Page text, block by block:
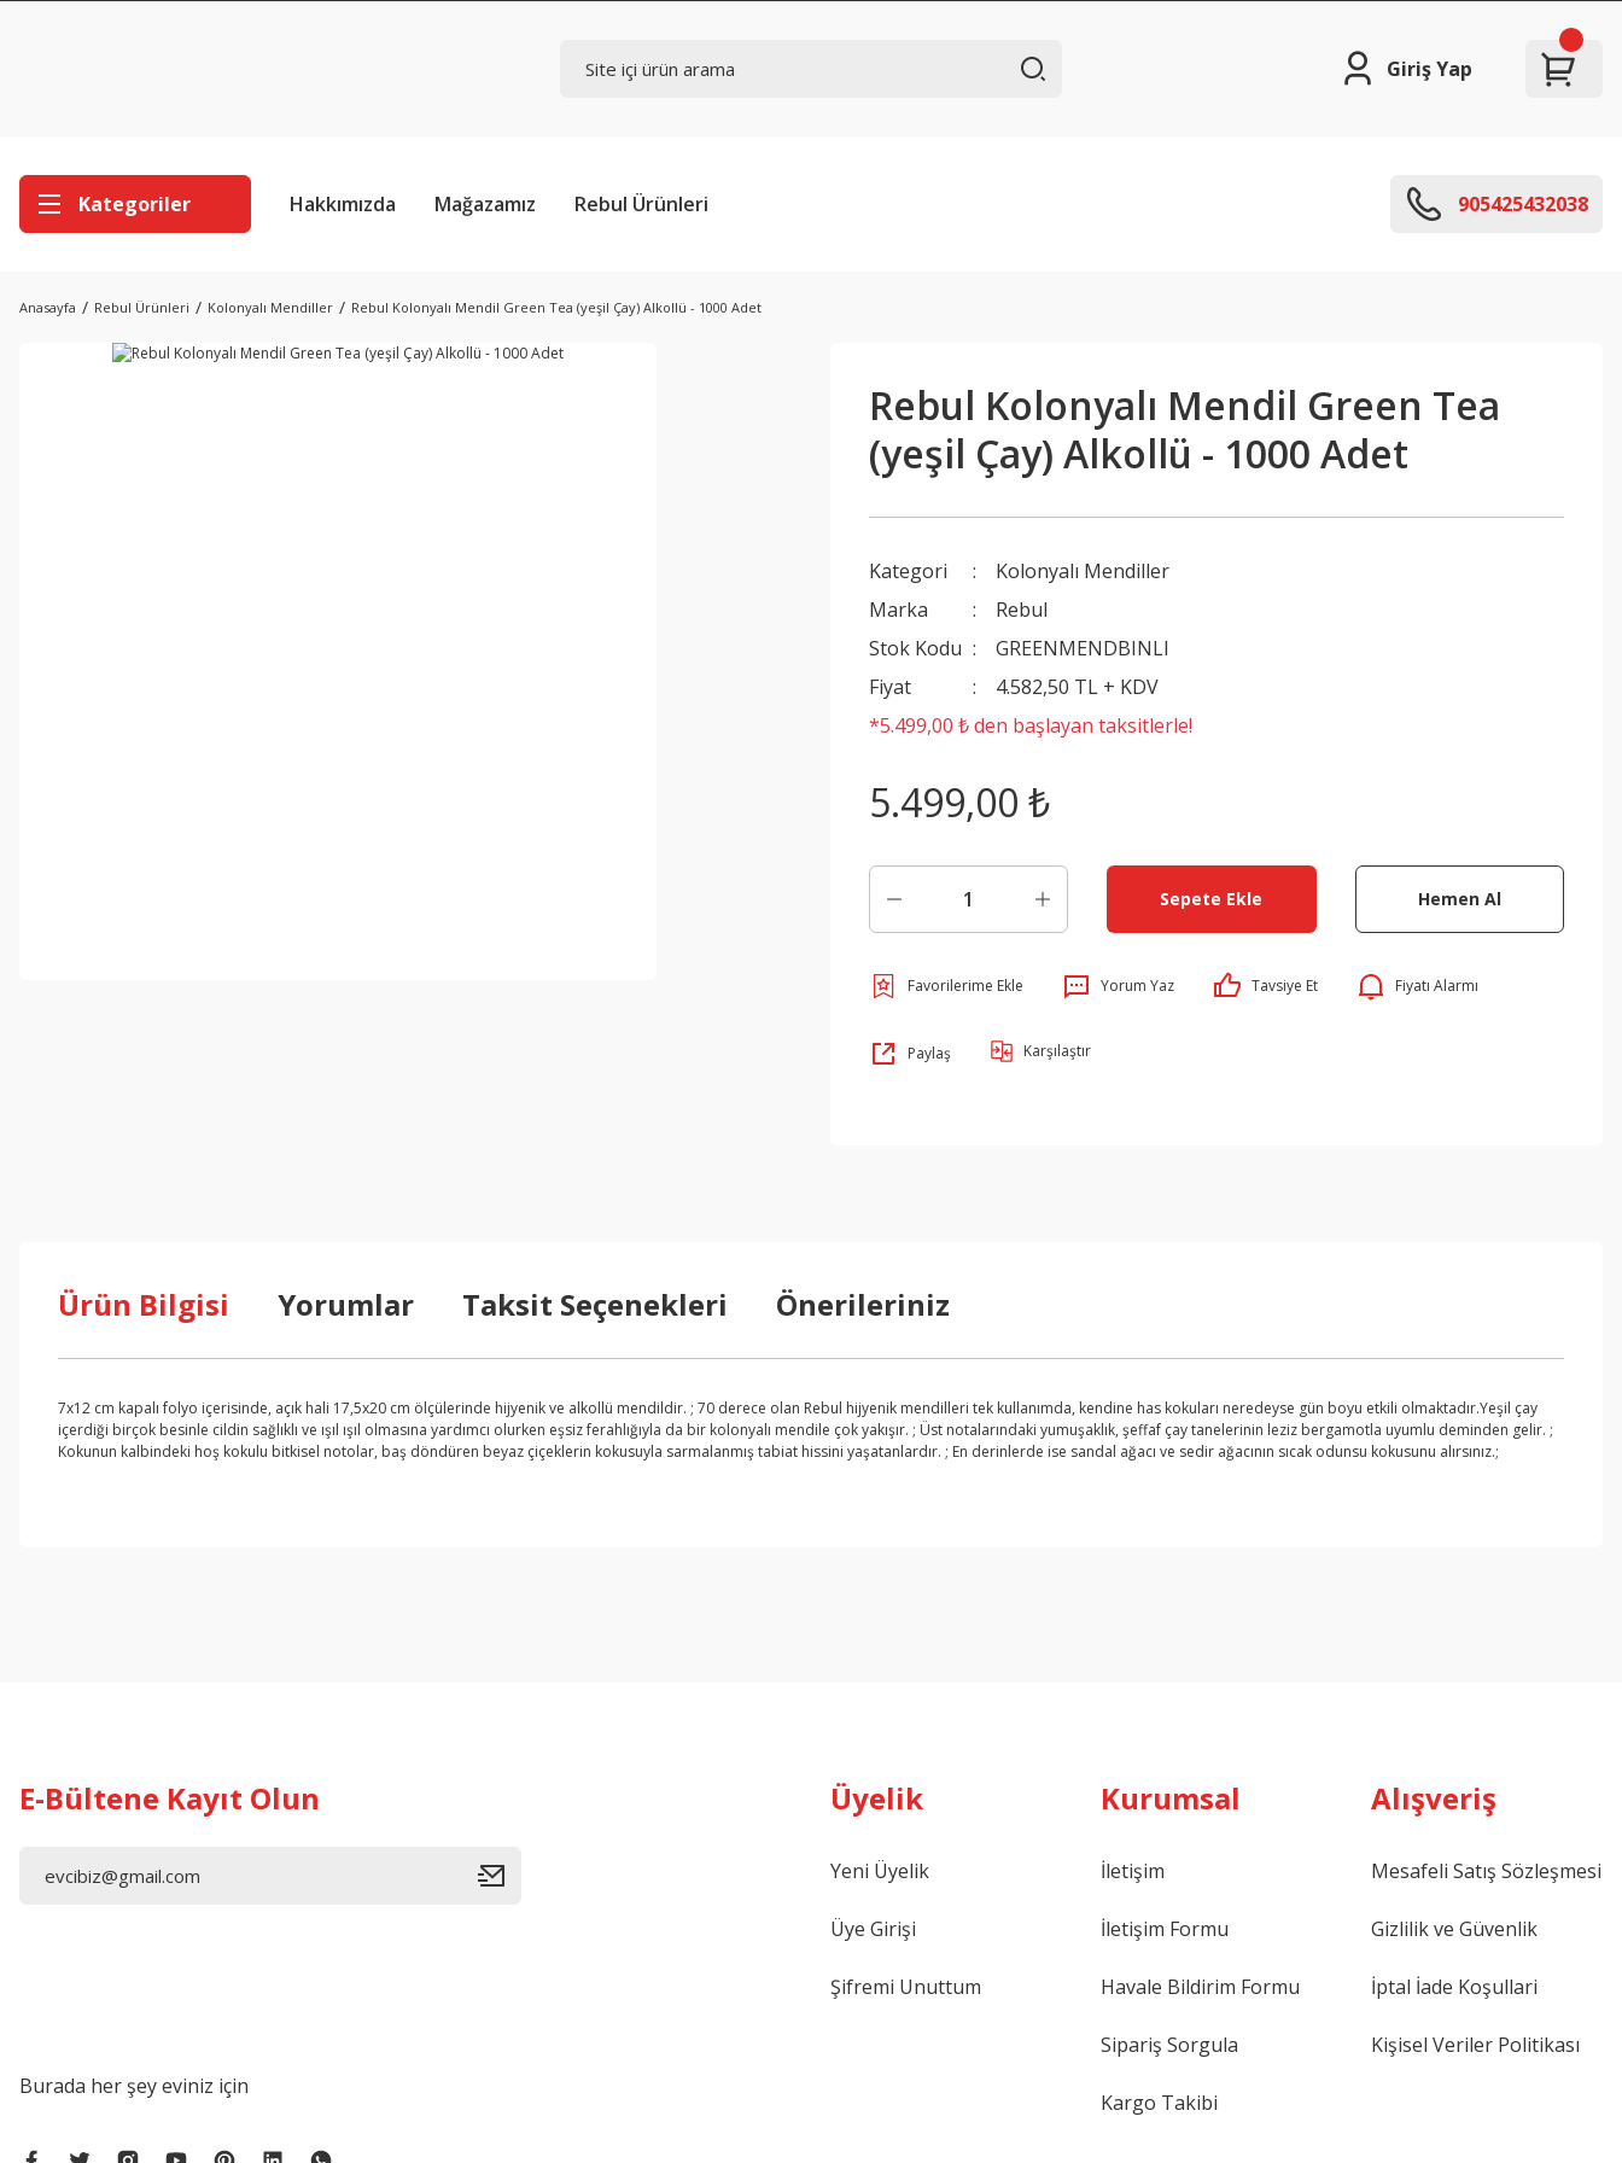
Giriş Yap
Kategoriler Hakkımızda Mağazamız Rebul Ürünleri 905425432038
Anasayfa Rebul Ürünleri Kolonyalı Mendiller Rebul Kolonyalı Mendil Green Tea (yeşil Çay) Alkollü - 1000 Adet
Rebul Kolonyalı Mendil Green Tea
(yeşil Çay) Alkollü - 1000 Adet
Kategori
Kolonyalı Mendiller
Marka
Rebul
Stok Kodu
GREENMENDBINLI
Fiyat
4.582,50 TL + KDV
*5.499,00 ₺ den başlayan taksitlerle!
5.499,00 ₺
Sepete Ekle Hemen Al
Yorum Yaz Tavsiye Et Fiyatı Alarmı
Paylaş Karşılaştır
Ürün Bilgisi Yorumlar Taksit Seçenekleri Önerileriniz
7x12 cm kapalı folyo içerisinde, açık hali 17,5x20 cm ölçülerinde hijyenik ve alkollü mendildir. ; 70 derece olan Rebul hijyenik mendilleri tek kullanımda, kendine has kokuları neredeyse gün boyu etkili olmaktadır.Yeşil çay
içerdiği birçok besinle cildin sağlıklı ve ışıl ışıl olmasına yardımcı olurken eşsiz ferahlığıyla da bir kolonyalı mendile çok yakışır. ; Üst notalarındaki yumuşaklık, şeffaf çay tanelerinin leziz bergamotla uyumlu deminden gelir. ;
Kokunun kalbindeki hoş kokulu bitkisel notolar, baş döndüren beyaz çiçeklerin kokusuyla sarmalanmış tabiat hissini yaşatanlardır. ; En derinlerde ise sandal ağacı ve sedir ağacının sıcak odunsu kokusunu alırsınız.;
E-Bültene Kayıt Olun
Burada her şey eviniz için
Üyelik
Yeni Üyelik
Üye Girişi
Şifremi Unuttum
Kurumsal
İletişim
İletişim Formu
Havale Bildirim Formu
Sipariş Sorgula
Kargo Takibi
Alışveriş
Mesafeli Satış Sözleşmesi
Gizlilik ve Güvenlik
İptal İade Koşullari
Kişisel Veriler Politikası